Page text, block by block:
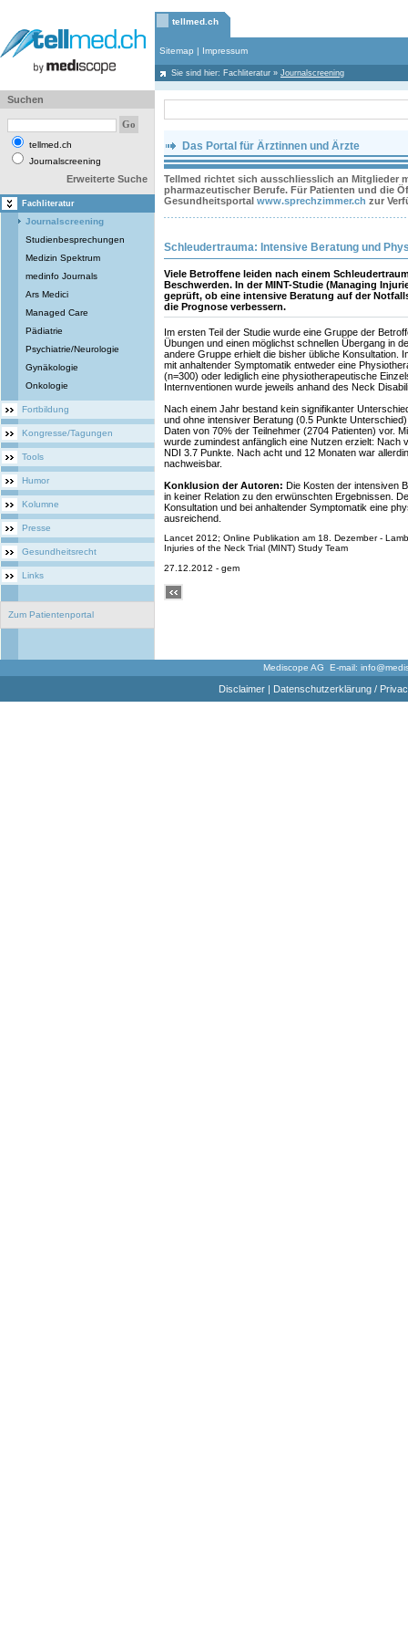
tellmed.ch
Sitemap | Impressum
Sie sind hier: Fachliteratur » Journalscreening
Suchen
tellmed.ch
Journalscreening
Erweiterte Suche
Fachliteratur
Journalscreening
Studienbesprechungen
Medizin Spektrum
medinfo Journals
Ars Medici
Managed Care
Pädiatrie
Psychiatrie/Neurologie
Gynäkologie
Onkologie
Fortbildung
Kongresse/Tagungen
Tools
Humor
Kolumne
Presse
Gesundheitsrecht
Links
Zum Patientenportal
Das Portal für Ärztinnen und Ärzte
Tellmed richtet sich ausschliesslich an Mitglieder
pharmazeutischer Berufe. Für Patienten und die
Gesundheitsportal www.sprechzimmer.ch zur
Schleudertrauma: Intensive Beratung und
Viele Betroffene leiden nach einem
Beschwerden. In der MINT-Studie (Managing
geprüft, ob eine intensive Beratung auf der
die Prognose verbessern.
Im ersten Teil der Studie wurde eine Gruppe der
Übungen und einen möglichst schnellen Übergang in
andere Gruppe erhielt die bisher übliche Konsultation.
mit anhaltender Symptomatik entweder eine
(n=300) oder lediglich eine physiotherapeutische
Internventionen wurde jeweils anhand des Neck
Nach einem Jahr bestand kein signifikanter
und ohne intensiver Beratung (0.5 Punkte
Daten von 70% der Teilnehmer (2704 Patienten) vor.
wurde zumindest anfänglich eine Nutzen erzielt: Nach
NDI 3.7 Punkte. Nach acht und 12 Monaten war
nachweisbar.
Konklusion der Autoren: Die Kosten der intensiven
in keiner Relation zu den erwünschten Ergebnissen.
Konsultation und bei anhaltender Symptomatik eine
ausreichend.
Lancet 2012; Online Publikation am 18. Dezember -
Injuries of the Neck Trial (MINT) Study Team
27.12.2012 - gem
Mediscope AG E-mail:
Disclaimer| Datenschutzerklärung /